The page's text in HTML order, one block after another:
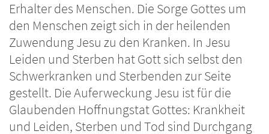
Erhalter des Menschen. Die Sorge Gottes um
den Menschen zeigt sich in der heilenden
Zuwendung Jesu zu den Kranken. In Jesu
Leiden und Sterben hat Gott sich selbst den
Schwerkranken und Sterbenden zur Seite
gestellt. Die Auferweckung Jesu ist für die
Glaubenden Hoffnungstat Gottes: Krankheit
und Leiden, Sterben und Tod sind Durchgang